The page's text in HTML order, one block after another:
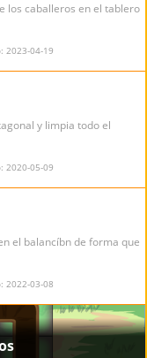
los caballeros en el tablero
2023-04-19
y limpia todo el
2020-05-09
el balancíbn de forma que
2022-03-08